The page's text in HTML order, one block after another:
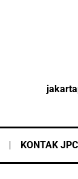
KONTAK JPC